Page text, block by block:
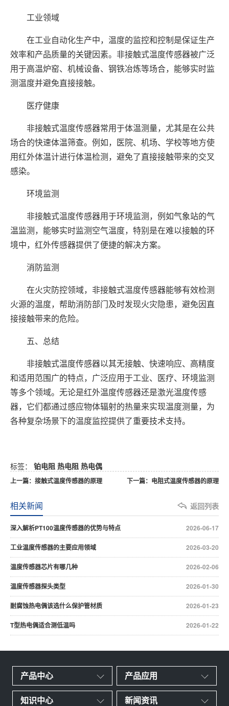
工业领域
在工业自动化生产中，温度的监控和控制是保证生产
效率和产品质量的关键因素。非接触式温度传感器被广泛
用于高温炉窑、机械设备、钢铁冶炼等场合，能够实时监
测温度并避免直接接触。
医疗健康
非接触式温度传感器常用于体温测量，尤其是在公共
场合的快速体温筛查。例如，医院、机场、学校等地方使
用红外体温计进行体温检测，避免了直接接触带来的交叉
感染。
环境监测
非接触式温度传感器用于环境监测，例如气象站的气
温监测，能够实时监测空气温度，特别是在难以接触的环
境中，红外传感器提供了便捷的解决方案。
消防监测
在火灾防控领域，非接触式温度传感器能够有效检测
火源的温度，帮助消防部门及时发现火灾隐患，避免因直
接接触带来的危险。
五、总结
非接触式温度传感器以其无接触、快速响应、高精度
和适用范围广的特点，广泛应用于工业、医疗、环境监测
等多个领域。无论是红外温度传感器还是激光温度传感
器，它们都通过感应物体辐射的热量来实现温度测量，为
各种复杂场景下的温度监控提供了重要技术支持。
标签： 铂电阻 热电阻 热电偶
上一篇：接触式温度传感器的原理 下一篇：电阻式温度传感器的原理
返回列表
相关新闻
2026-06-17
深入解析PT100温度传感器的优势与特点
2026-03-20
工业温度传感器的主要应用领域
2026-02-06
温度传感器芯片有哪几种
2026-01-30
温度传感器探头类型
2026-01-23
耐腐蚀热电偶该选什么保护管材质
2026-01-22
T型热电偶适合测低温吗
产品中心 产品应用
知识中心 新闻资讯